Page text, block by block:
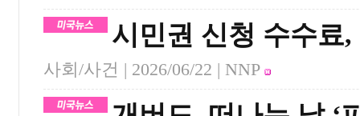
시민권 신청 수수료
사회/사건 | 2026/06/22 | NNP